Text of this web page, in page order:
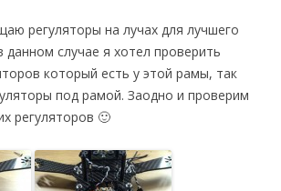
регуляторы на лучах для лучшего
случае я хотел проверить
который есть у этой рамы, так
под рамой. Заодно и проверим
регуляторов 🙂